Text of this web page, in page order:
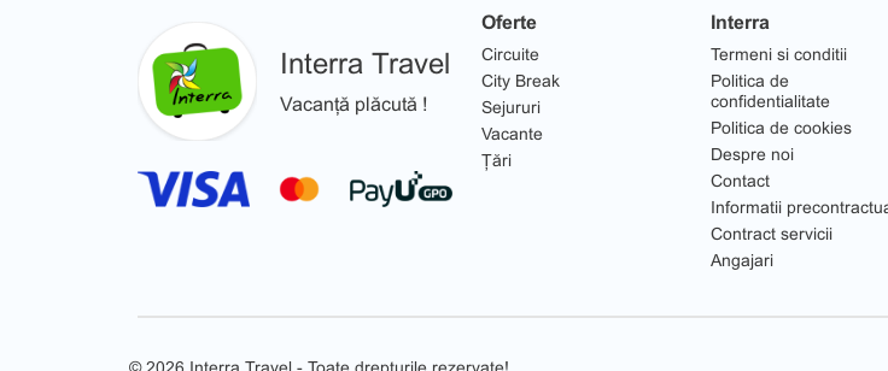
Interra Travel
Vacanță plăcută !
Oferte
Circuite
City Break
Sejururi
Vacante
Țări
Interra
Termeni si conditii
Politica de
confidentialitate
Politica de cookies
Despre noi
Contact
Informatii
Contract servicii
Angajari